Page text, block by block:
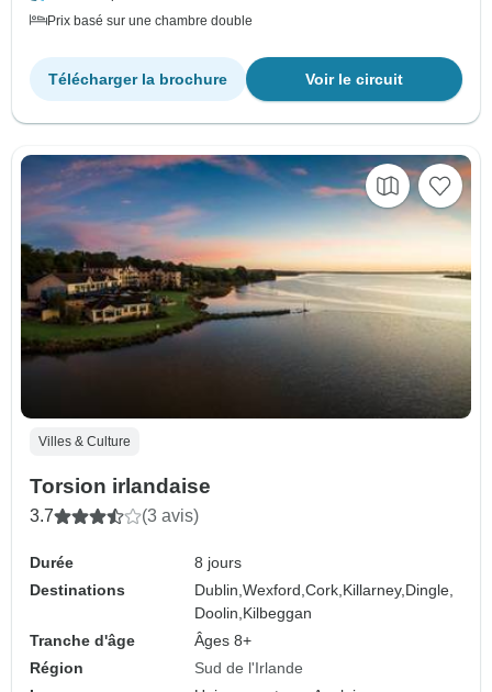
Prix basé sur une chambre double
Voir le circuit
Télécharger la brochure
Villes & Culture
Torsion irlandaise
3.7 (3 avis)
Durée
8 jours
Destinations
Dublin,Wexford,Cork, Killarney, Dingle,
Doolin, Kilbeggan
Tranche d'âge
Âges 8+
Région
Sud de l'Irlande